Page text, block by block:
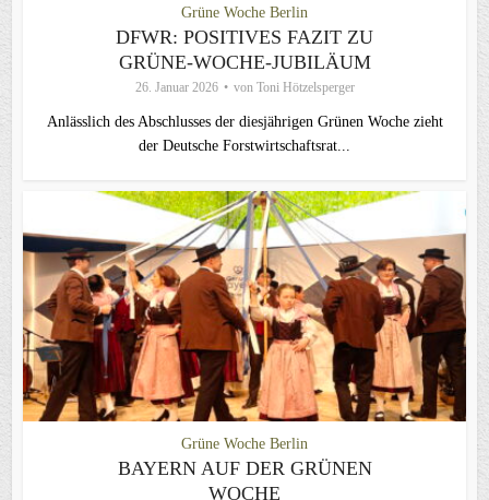
Grüne Woche Berlin
DFWR: POSITIVES FAZIT ZU
GRÜNE-WOCHE-JUBILÄUM
26. Januar 2026 von Toni Hötzelsperger
Anlässlich des Abschlusses der diesjährigen Grünen Woche zieht
der Deutsche Forstwirtschaftsrat...
Grüne Woche Berlin
BAYERN AUF DER GRÜNEN
WOCHE